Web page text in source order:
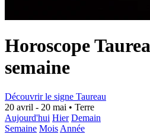
Horoscope
semaine
Découvrir le signe Taureau
20 avril - 20 mai • Terre
Aujourd'hui Hier Demain
Semaine Mois Année